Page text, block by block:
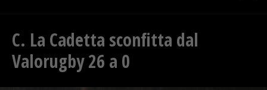
C. La Cadetta sconfitta dal
Valorugby 26 a 0